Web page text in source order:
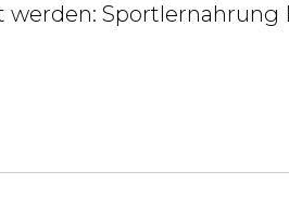
Energie und